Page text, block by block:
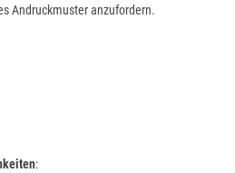
Andruckmuster anzufordern.
: